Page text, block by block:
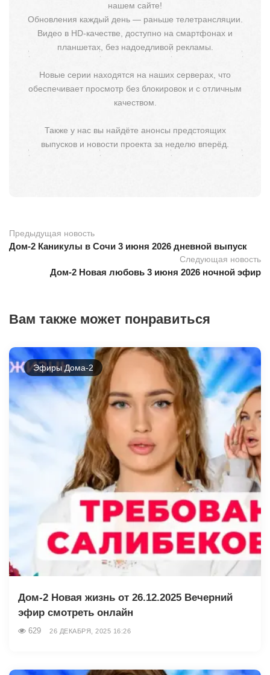
нашем сайте!
Обновления каждый день — раньше телетрансляции.
Видео в HD-качестве, доступно на смартфонах и
планшетах, без надоедливой рекламы.
Новые серии находятся на наших серверах, что
обеспечивает просмотр без блокировок и с отличным
качеством.
Также у нас вы найдёте анонсы предстоящих
выпусков и новости проекта за неделю вперёд.
Предыдущая новость
Дом-2 Каникулы в Сочи 3 июня 2026 дневной выпуск
Следующая новость
Дом-2 Новая любовь 3 июня 2026 ночной эфир
Вам также может понравиться
Эфиры Дома-2
Дом-2 Новая жизнь от 26.12.2025 Вечерний
эфир смотреть онлайн
629 26 ДЕКАБРЯ, 2025 16:26